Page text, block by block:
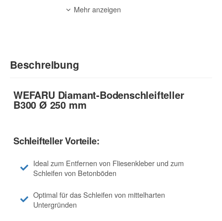
Segmenthöhe: 10 mm
Anzahl Segmente: 20 Stk.
mittelharte Untergründe, Beton, Fliesenkleber, etc.
Mehr anzeigen
Beschreibung
WEFARU Diamant-Bodenschleifteller
B300 Ø 250 mm
Schleifteller Vorteile:
Ideal zum Entfernen von Fliesenkleber und zum
Schleifen von Betonböden
Optimal für das Schleifen von mittelharten
Untergründen